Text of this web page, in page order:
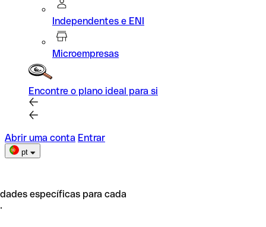
Independentes e ENI
Microempresas
Encontre o plano ideal para si
Abrir uma conta Entrar
pt
específicas para cada